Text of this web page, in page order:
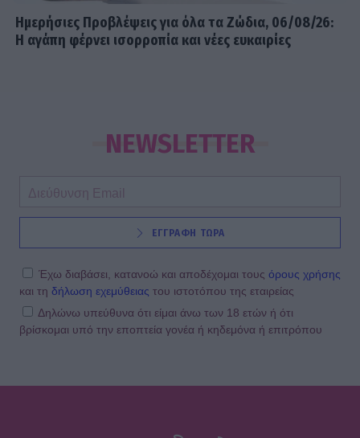
Ημερήσιες Προβλέψεις για όλα τα Ζώδια, 06/08/26:
Η αγάπη φέρνει ισορροπία και νέες ευκαιρίες
NEWSLETTER
ΕΓΓΡΑΦΗ ΤΩΡΑ
Έχω διαβάσει, κατανοώ και αποδέχομαι τους όρους χρήσης
και τη δήλωση εχεμύθειας του ιστοτόπου της εταιρείας
Δηλώνω υπεύθυνα ότι είμαι άνω των 18 ετών ή ότι
βρίσκομαι υπό την εποπτεία γονέα ή κηδεμόνα ή επιτρόπου